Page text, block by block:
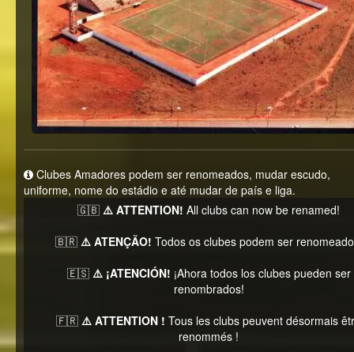
Clubes Amadores podem ser renomeados, mudar escudo,
uniforme, nome do estádio e até mudar de país e liga.
🇬🇧 ⚠️ ATTENTION! All clubs can now be renamed!
🇧🇷 ⚠️ ATENÇÃO! Todos os clubes podem ser
🇪🇸 ⚠️ ¡ATENCIÓN! ¡Ahora todos los clubes pueden ser
renombrados!
🇫🇷 ⚠️ ATTENTION ! Tous les clubs peuvent désormais
renommés !